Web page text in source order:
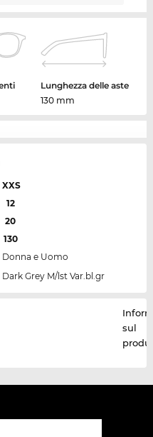
Lunghezza delle aste
130 mm
XXS
12
20
130
Donna e Uomo
Dark Grey M/lst Var.bl.gr
sul